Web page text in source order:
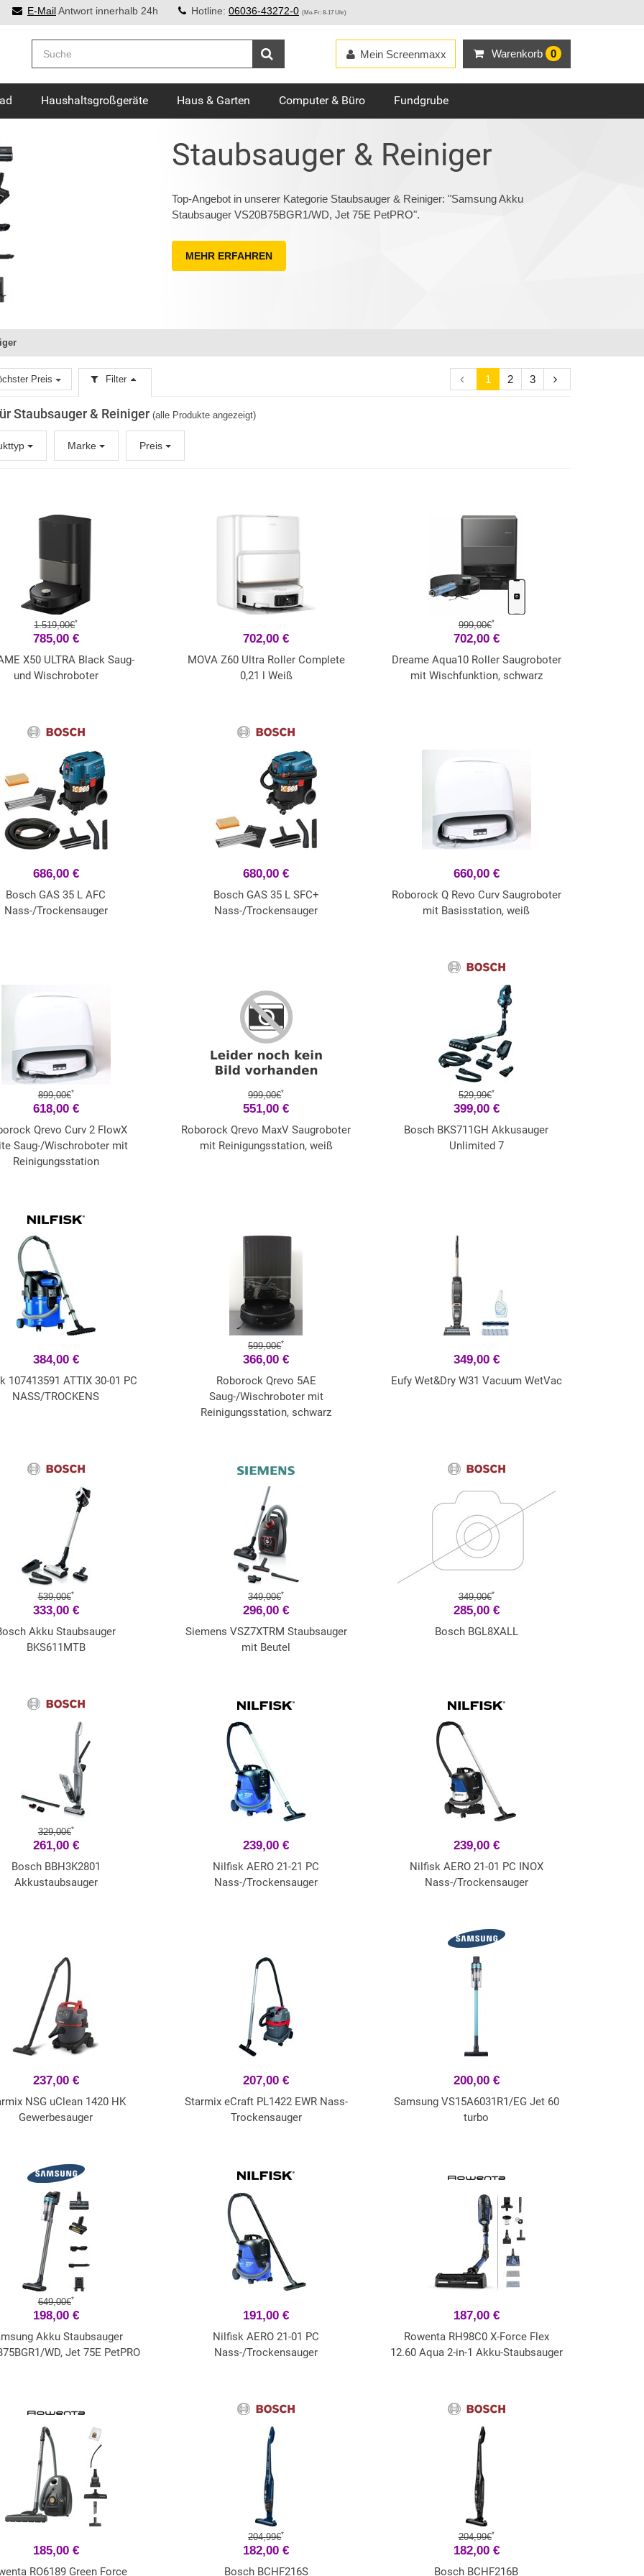
E-MailAntwort innerhalb 24h Hotline: 06036-43272-0 (Mo-Fr: 8-17 Uhr)
Warenkorb 0
Mein Screenmaxx
Haushaltsgroßgeräte Haus & Garten Computer & Büro Fundgrube
Staubsauger & Reiniger
Top-Angebot in unserer Kategorie Staubsauger & Reiniger: "Samsung Akku
Staubsauger VS20B75BGR1/WD, Jet 75E PetPRO".
MEHR ERFAHREN
1 2 3
Preis Filter
Staubsauger & Reiniger (alle Produkte angezeigt)
Marke Preis
1.519,00€*
785,00 €
X50 ULTRA Black Saug-
und Wischroboter
702,00 €
MOVA Z60 Ultra Roller Complete
0,21 l Weiß
999,00€*
702,00 €
Dreame Aqua10 Roller Saugroboter
mit Wischfunktion, schwarz
686,00 €
Bosch GAS 35 L AFC
Nass-/Trockensauger
680,00 €
Bosch GAS 35 L SFC+
Nass-/Trockensauger
660,00 €
Roborock Q Revo Curv Saugroboter
mit Basisstation, weiß
899,00€*
618,00 €
Qrevo Curv 2 FlowX
Saug-/Wischroboter mit
Reinigungsstation
999,00€*
551,00 €
Roborock Qrevo MaxV Saugroboter
mit Reinigungsstation, weiß
529,99€*
399,00 €
Bosch BKS711GH Akkusauger
Unlimited 7
384,00 €
107413591 ATTIX 30-01 PC
NASS/TROCKENS
599,00€*
366,00 €
Roborock Qrevo 5AE
Saug-/Wischroboter mit
Reinigungsstation, schwarz
349,00 €
Eufy Wet&Dry W31 Vacuum WetVac
539,00€*
333,00 €
Akku Staubsauger
BKS611MTB
349,00€*
296,00 €
Siemens VSZ7XTRM Staubsauger
mit Beutel
349,00€*
285,00 €
Bosch BGL8XALL
329,00€*
261,00 €
Bosch BBH3K2801
Akkustaubsauger
239,00 €
Nilfisk AERO 21-21 PC
Nass-/Trockensauger
239,00 €
Nilfisk AERO 21-01 PC INOX
Nass-/Trockensauger
237,00 €
NSG uClean 1420 HK
Gewerbesauger
207,00 €
Starmix eCraft PL1422 EWR Nass-
Trockensauger
200,00 €
Samsung VS15A6031R1/EG Jet 60
turbo
649,00€*
198,00 €
Akku Staubsauger
WD, Jet 75E PetPRO
191,00 €
Nilfisk AERO 21-01 PC
Nass-/Trockensauger
187,00 €
Rowenta RH98C0 X-Force Flex
12.60 Aqua 2-in-1 Akku-Staubsauger
185,00 €
RO6189 Green Force
204,99€*
182,00 €
Bosch BCHF216S
204,99€*
182,00 €
Bosch BCHF216B